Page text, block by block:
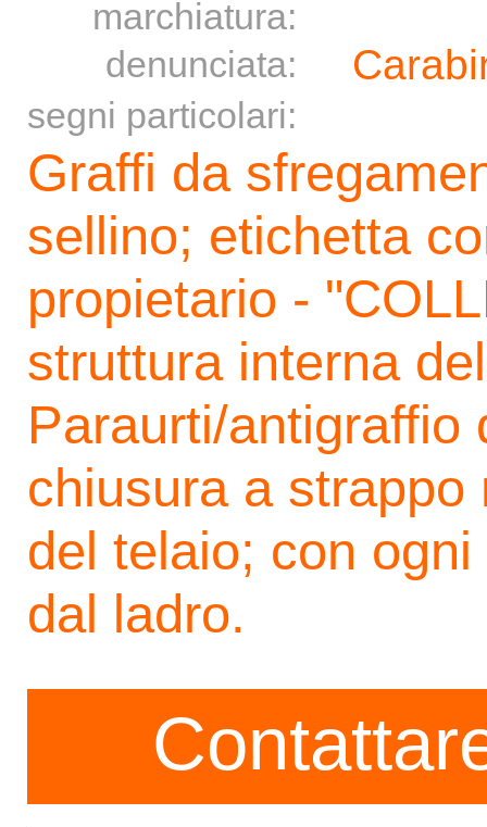
marchiatura:
denunciata:
segni particolari:
Graffi da
sellino; etichetta
propietario -
struttura interna
Paraurti/antigraffio
chiusura a
del telaio; con
dal ladro.